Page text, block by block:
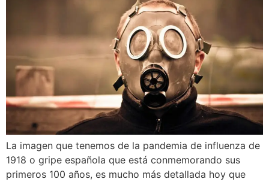
La imagen que tenemos de la pandemia de influenza de
1918 o gripe española que está conmemorando sus
primeros 100 años, es mucho más detallada hoy que